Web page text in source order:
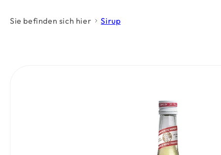
Sie befinden sich hier Sirup